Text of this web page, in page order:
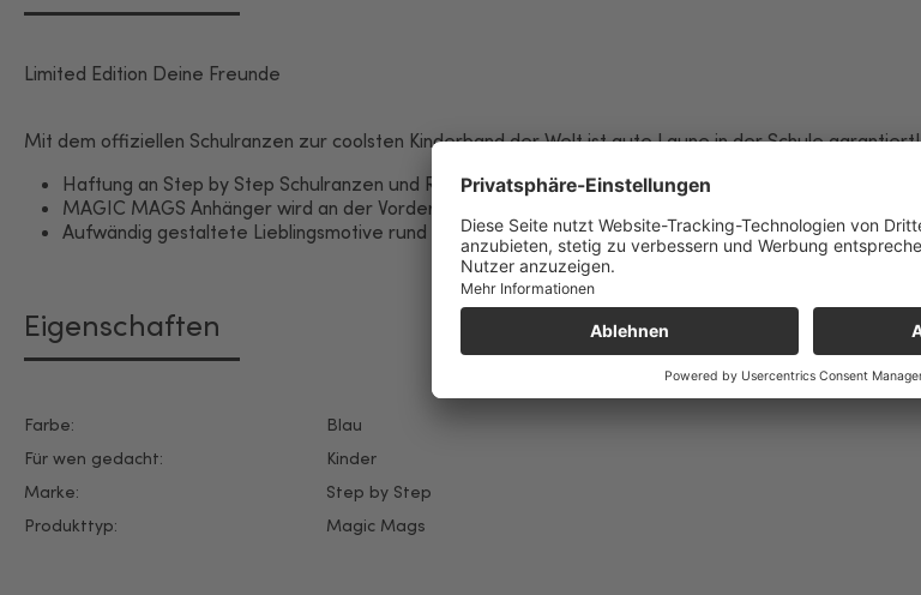
Limited Edition Deine Freunde
Mit dem offiziellen Schulranzen zur coolsten Kinderband der Welt ist gute Laune in der Schule garantiert!
Haftung an Step by Step Schulranzen und Rucksäcke mit integrierter Magnetfläche
MAGIC MAGS Anhänger wird an der Vorderseite des Ranzens Rucksacks befestigt
Aufwändig gestaltete Lieblingsmotive rund um die Musik Band Deine Freunde
Eigenschaften
Farbe:
Blau
Für wen gedacht:
Kinder
Marke:
Step by Step
Produkttyp:
Magic Mags